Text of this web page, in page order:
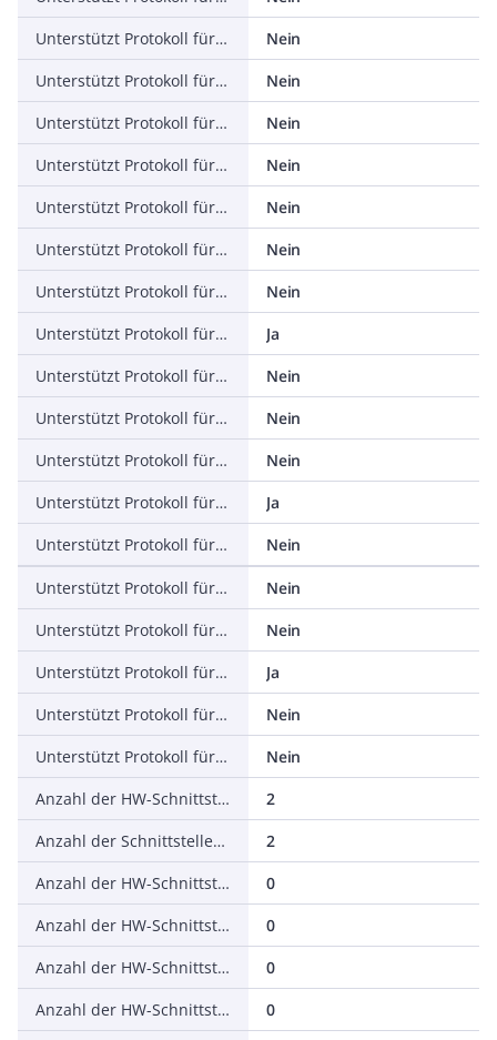
Unterstützt Protokoll für ASI
Nein
Unterstützt Protokoll für KNX
Nein
Unterstützt Protokoll für Modbus
Nein
Unterstützt Protokoll für Data-Highway
Nein
Unterstützt Protokoll für DeviceNet
Nein
Unterstützt Protokoll für SUCONET
Nein
Unterstützt Protokoll für LON
Nein
Unterstützt Protokoll für PROFINET IO
Ja
Unterstützt Protokoll für PROFINET CBA
Nein
Unterstützt Protokoll für SERCOS
Nein
Unterstützt Protokoll für Foundation Fieldbus
Nein
Unterstützt Protokoll für EtherNet/IP
Ja
Unterstützt Protokoll für AS-Interface Safety at Work
Nein
Unterstützt Protokoll für DeviceNet Safety
Nein
Unterstützt Protokoll für INTERBUS-Safety
Nein
Unterstützt Protokoll für PROFIsafe
Ja
Unterstützt Protokoll für SafetyBUS p
Nein
Unterstützt Protokoll für sonstige Bussysteme
Nein
Anzahl der HW-Schnittstellen Industrial Ethernet
2
Anzahl der Schnittstellen PROFINET
2
Anzahl der HW-Schnittstellen seriell RS-232
0
Anzahl der HW-Schnittstellen seriell RS-422
0
Anzahl der HW-Schnittstellen seriell RS-485
0
Anzahl der HW-Schnittstellen seriell TTY
0